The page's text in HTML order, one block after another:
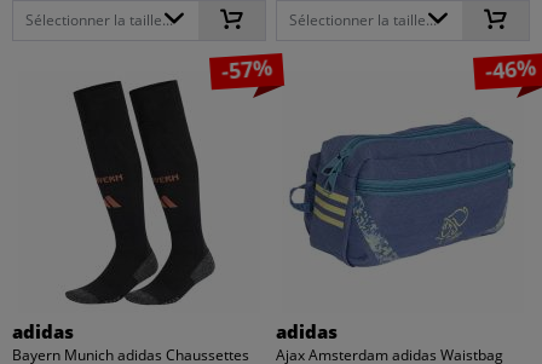
Sélectionner la taille... Sélectionner la taille...
-57%
adidas
Bayern Munich adidas Chaussettes
-46%
adidas
Ajax Amsterdam adidas Waistbag